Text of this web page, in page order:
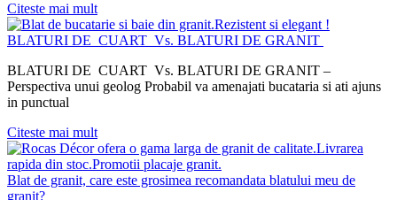
Citeste mai mult
BLATURI DE CUART Vs. BLATURI DE GRANIT
BLATURI DE CUART Vs. BLATURI DE GRANIT –
Perspectiva unui geolog Probabil va amenajati bucataria si ati ajuns
in punctual
Citeste mai mult
Blat de granit, care este grosimea recomandata blatului meu de
granit?